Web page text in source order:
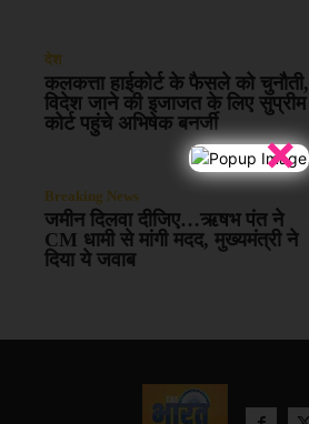
×
देश
कलकत्ता हाईकोर्ट के फैसले को चुनौती,
विदेश जाने की इजाजत के लिए सुप्रीम
कोर्ट पहुंचे अभिषेक बनर्जी
Breaking News
जमीन दिलवा दीजिए…ऋषभ पंत ने
CM धामी से मांगी मदद, मुख्यमंत्री ने
दिया ये जवाब